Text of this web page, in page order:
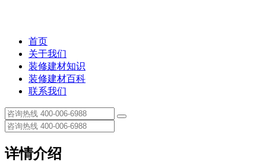
首页
关于我们
装修建材知识
装修建材百科
联系我们
详情介绍